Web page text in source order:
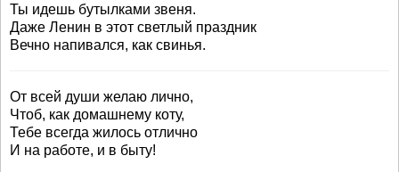
Ты идешь бутылками звеня.
Даже Ленин в этот светлый праздник
Вечно напивался, как свинья.
От всей души желаю лично,
Чтоб, как домашнему коту,
Тебе всегда жилось отлично
И на работе, и в быту!